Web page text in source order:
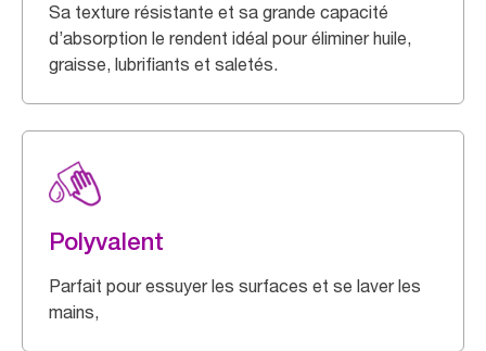
Sa texture résistante et sa grande capacité
d’absorption le rendent idéal pour éliminer huile,
graisse, lubrifiants et saletés.
Polyvalent
Parfait pour essuyer les surfaces et se laver les
mains,